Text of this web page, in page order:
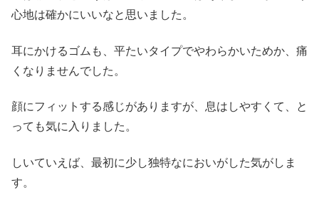
心地は確かにいいなと思いました。
耳にかけるゴムも、平たいタイプでやわらかいためか、痛
くなりませんでした。
顔にフィットする感じがありますが、息はしやすくて、と
っても気に入りました。
しいていえば、最初に少し独特なにおいがした気がしま
す。